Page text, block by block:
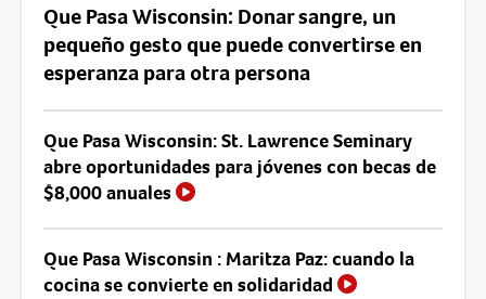
Que Pasa Wisconsin: Donar sangre, un
pequeño gesto que puede convertirse en
esperanza para otra persona
Que Pasa Wisconsin: St. Lawrence Seminary
abre oportunidades para jóvenes con becas de
$8,000 anuales
Que Pasa Wisconsin : Maritza Paz: cuando la
cocina se convierte en solidaridad